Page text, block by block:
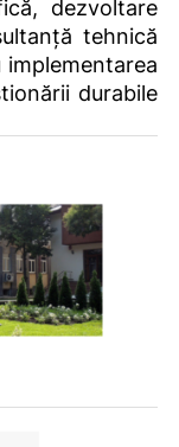
dezvoltare
tehnică
durabile